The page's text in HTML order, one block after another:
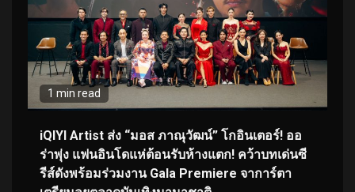
1 min read
iQIYI Artist ส่ง “มอส ภาณุวัฒน์” โกอินเตอร์! ออ
ร่าพุ่ง แฟนอินโดแห่ต้อนรับห้างแตก! คว้าบทเด่นซี
รีส์ดังพร้อมร่วมงาน Gala Premiere จาการ์ตา